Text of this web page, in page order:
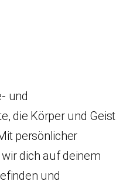
und
die Körper und Geist
persönlicher
dich auf deinem
und